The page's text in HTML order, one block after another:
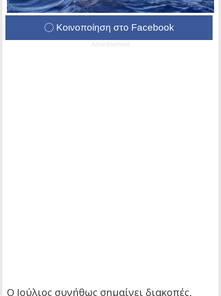
Κοινοποίηση στο Facebook
Advertisement
Ο Ιούλιος συνήθως σημαίνει διακοπές,